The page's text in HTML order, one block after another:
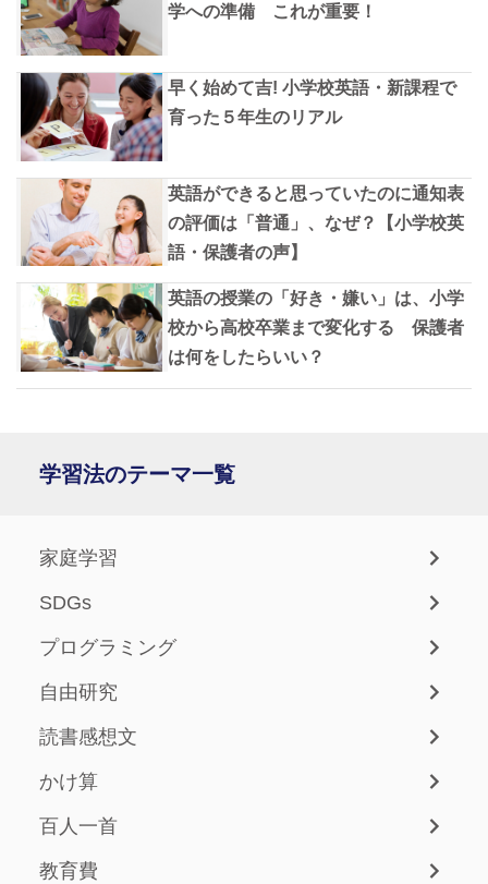
学への準備 これが重要！
早く始めて吉! 小学校英語・新課程で
育った５年生のリアル
英語ができると思っていたのに通知表
の評価は「普通」、なぜ？【小学校英
語・保護者の声】
英語の授業の「好き・嫌い」は、小学
校から高校卒業まで変化する 保護者
は何をしたらいい？
学習法のテーマ一覧
家庭学習
SDGs
プログラミング
自由研究
読書感想文
かけ算
百人一首
教育費